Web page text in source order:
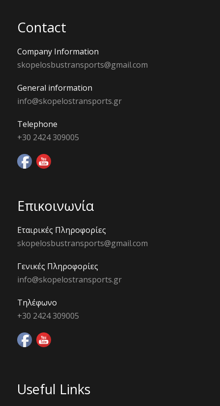
Contact
Company Information
skopelosbustransports@gmail.com
General information
info@skopelostransports.gr
Telephone
+30 2424 309005
Επικοινωνία
Εταιρικές Πληροφορίες
skopelosbustransports@gmail.com
Γενικές Πληροφορίες
info@skopelostransports.gr
Τηλέφωνο
+30 2424 309005
Useful Links